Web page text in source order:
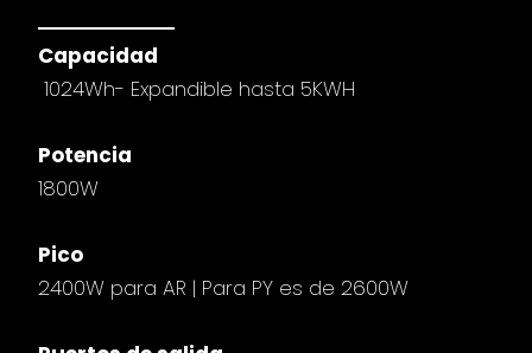
Capacidad
1024Wh- Expandible hasta 5KWH
Potencia
1800W
Pico
2400W para AR | Para PY es de 2600W